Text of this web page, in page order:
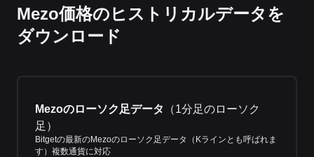
Mezo価格のヒストリカルデータを
ダウンロード
Mezoのローソク足データ （1分足のローソク
足 ）
Bitgetの最新のMezoのローソク足データ（Kラインとも呼ばれま
す）複数通貨に対応